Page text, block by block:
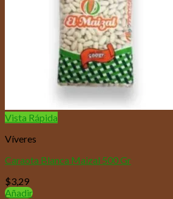
Vista Rápida
Víveres
Caraota Blanca Maizal 500 Gr
$3,29
Añadir